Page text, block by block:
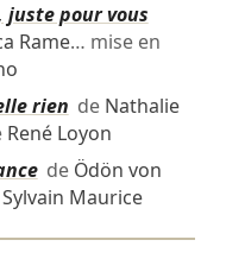
juste pour vous
Rame… mise en
rien de Nathalie
René Loyon
de Ödön von
Sylvain Maurice